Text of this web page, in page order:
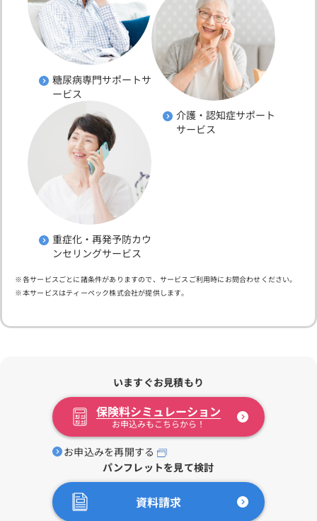
糖尿病専門サポートサ
ービス
介護・認知症サポート
サービス
重症化・再発予防カウ
ンセリングサービス
各サービスごとに諸条件がありますので、サービスご利用時にお問合わせください。
本サービスはティーペック株式会社が提供します。
いますぐお見積もり
保険料シミュレーション
お申込みもこちらから！
お申込みを再開する
パンフレットを見て検討
資料請求